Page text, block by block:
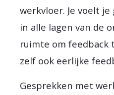
werkvloer. Je voelt
in alle lagen van de
ruimte om feedback
zelf ook eerlijke
Gesprekken met